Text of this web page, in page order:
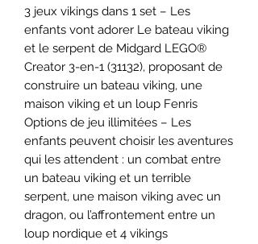
3 jeux vikings dans 1 set – Les
enfants vont adorer Le bateau viking
et le serpent de Midgard LEGO®
Creator 3-en-1 (31132), proposant de
construire un bateau viking, une
maison viking et un loup Fenris
Options de jeu illimitées – Les
enfants peuvent choisir les aventures
qui les attendent : un combat entre
un bateau viking et un terrible
serpent, une maison viking avec un
dragon, ou l’affrontement entre un
loup nordique et 4 vikings